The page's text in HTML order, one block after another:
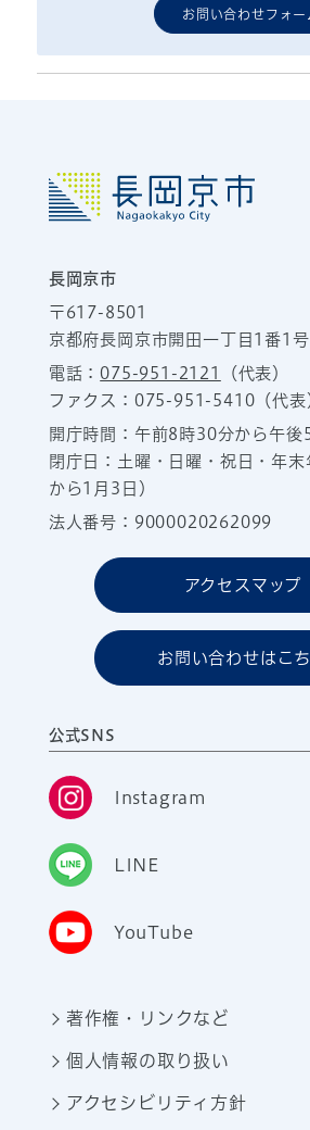
お問い合わせフォー
長岡京市
〒617-8501
京都府長岡京市開田一丁目1番1号
電話：075-951-2121
（代表）
ファクス：075-951-5410（代表
開庁時間：午前8時30分から午
閉庁日：土曜・日曜・祝日・年
から1月3日）
法人番号：9000020262099
アクセスマップ
お問い合わせはこ
公式SNS
Instagram
LINE
YouTube
著作権・リンクなど
個人情報の取り扱い
アクセシビリティ方針